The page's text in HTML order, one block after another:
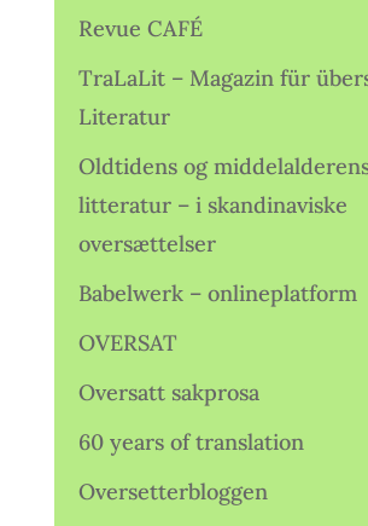
Revue CAFÉ
TraLaLit – Magazin für
Literatur
Oldtidens og
litteratur – i skandinaviske
oversættelser
Babelwerk – onlineplatform
OVERSAT
Oversatt sakprosa
60 years of translation
Oversetterbloggen